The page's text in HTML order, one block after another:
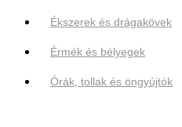
Ékszerek és drágakövek
Érmék és bélyegek
Órák, tollak és öngyújtók